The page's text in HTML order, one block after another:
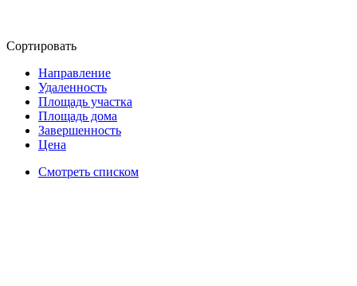
Сортировать
Направление
Удаленность
Площадь участка
Площадь дома
Завершенность
Цена
Смотреть списком